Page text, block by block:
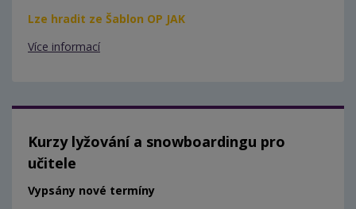
Lze hradit ze Šablon OP JAK
Více informací
Kurzy lyžování a snowboardingu pro
učitele
Vypsány nové termíny